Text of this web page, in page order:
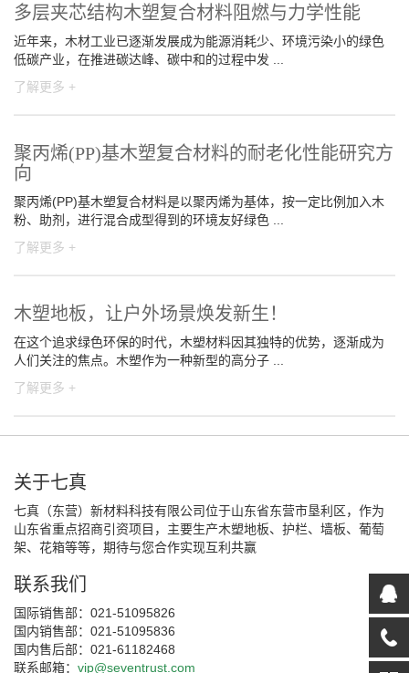
多层夹芯结构木塑复合材料阻燃与力学性能
近年来，木材工业已逐渐发展成为能源消耗少、环境污染小的绿色
低碳产业，在推进碳达峰、碳中和的过程中发 ...
了解更多 +
聚丙烯(PP)基木塑复合材料的耐老化性能研究方
向
聚丙烯(PP)基木塑复合材料是以聚丙烯为基体，按一定比例加入木
粉、助剂，进行混合成型得到的环境友好绿色 ...
了解更多 +
木塑地板，让户外场景焕发新生！
在这个追求绿色环保的时代，木塑材料因其独特的优势，逐渐成为
人们关注的焦点。木塑作为一种新型的高分子 ...
了解更多 +
关于七真
七真（东营）新材料科技有限公司位于山东省东营市垦利区，作为
山东省重点招商引资项目，主要生产木塑地板、护栏、墙板、葡萄
架、花箱等等，期待与您合作实现互利共赢
联系我们
国际销售部：021-51095826
国内销售部：021-51095836
国内售后部：021-61182468
联系邮箱： vip@seventrust.com